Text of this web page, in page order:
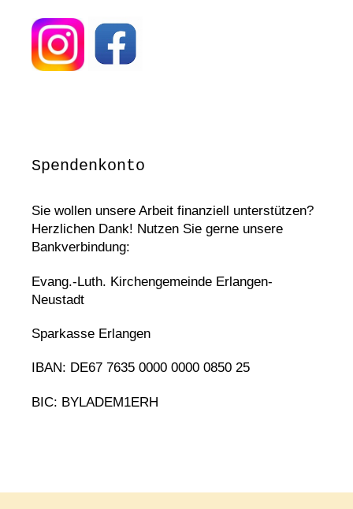
Spendenkonto
Sie wollen unsere Arbeit finanziell unterstützen?
Herzlichen Dank! Nutzen Sie gerne unsere
Bankverbindung:
Evang.-Luth. Kirchengemeinde Erlangen-
Neustadt
Sparkasse Erlangen
IBAN: DE67 7635 0000 0000 0850 25
BIC: BYLADEM1ERH